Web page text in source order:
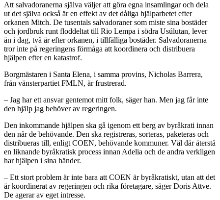
Att salvadoranerna själva väljer att göra egna insamlingar och dela
ut det själva också är en effekt av det dåliga hjälparbetet efter
orkanen Mitch. De tusentals salvadoraner som miste sina bostäder
och jordbruk runt floddeltat till Rio Lempa i södra Usúlutan, lever
än i dag, två år efter orkanen, i tillfälliga bostäder. Salvadoranerna
tror inte på regeringens förmåga att koordinera och distribuera
hjälpen efter en katastrof.
Borgmästaren i Santa Elena, i samma provins, Nicholas Barrera,
från vänsterpartiet FMLN, är frustrerad.
– Jag har ett ansvar gentemot mitt folk, säger han. Men jag får inte
den hjälp jag behöver av regeringen.
Den inkommande hjälpen ska gå igenom ett berg av byråkrati innan
den når de behövande. Den ska registreras, sorteras, paketeras och
distribueras till, enligt COEN, behövande kommuner. Väl där återstå
en liknande byråkratisk process innan Adelia och de andra verkligen
har hjälpen i sina händer.
– Ett stort problem är inte bara att COEN är byråkratiskt, utan att det
är koordinerat av regeringen och rika företagare, säger Doris Attve.
De agerar av eget intresse.